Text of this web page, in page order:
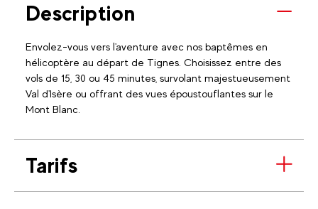
Description
Envolez-vous vers l'aventure avec nos baptêmes en
hélicoptère au départ de Tignes. Choisissez entre des
vols de 15, 30 ou 45 minutes, survolant majestueusement
Val d'Isère ou offrant des vues époustouflantes sur le
Mont Blanc.
Tarifs